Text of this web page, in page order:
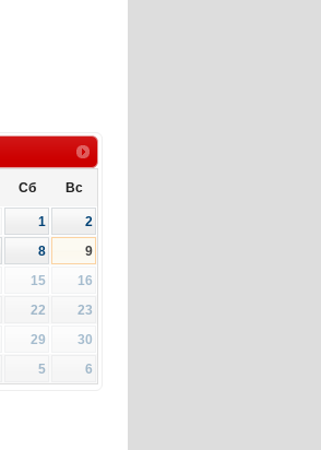
Сб Вс
1
2
8
9
15
16
22
23
29
30
5 6